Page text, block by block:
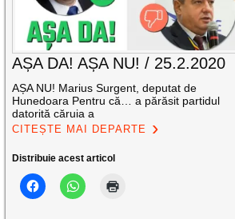
AȘA DA! AȘA NU! / 25.2.2020
AȘA NU! Marius Surgent, deputat de
Hunedoara Pentru că… a părăsit partidul
datorită căruia a
CITEȘTE MAI DEPARTE
Distribuie acest articol